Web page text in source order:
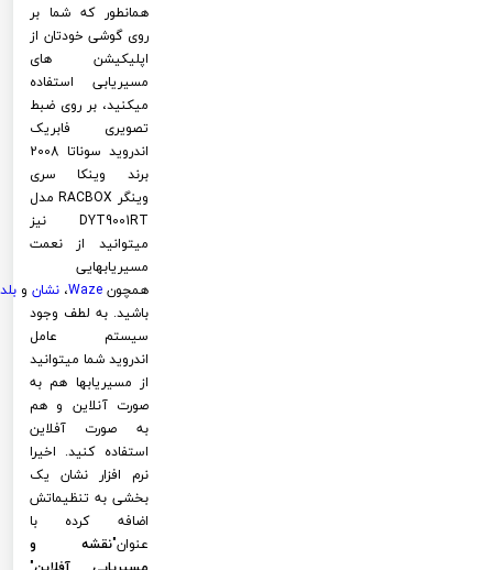
همانطور که شما بر
روی گوشی خودتان از
اپلیکیشن های
مسیریابی استفاده
میکنید، بر روی ضبط
تصویری فابریک
اندروید سوناتا 2008
برند وینکا سری
وینگر RACBOX مدل
DYT9001RT نیز
میتوانید از نعمت
مسیریابهایی
همچونWaze، نشان و بلد
باشید. به لطف وجود
سیستم عامل
اندروید شما میتوانید
از مسیریابها هم به
صورت آنلاین و هم
به صورت آفلاین
استفاده کنید. اخیرا
نرم افزار نشان یک
بخشی به تنظیماتش
اضافه کرده با
عنوان"نقشه و